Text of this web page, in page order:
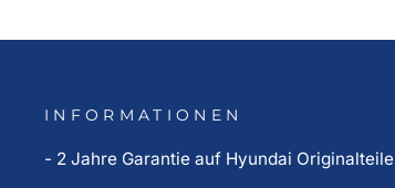
INFORMATIONEN
- 2 Jahre Garantie auf Hyundai Originalteile